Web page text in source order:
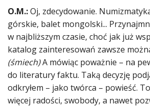
O.M.:Oj, zdecydowanie.
górskie, balet mongolski...
w najbliższym czasie, choć jak już
katalog zainteresowań zawsze
(śmiech)A mówiąc poważnie – na
do literatury faktu. Taką decyzję
odkryłem – jako twórca – powieść.
więcej radości, swobody, a nawet